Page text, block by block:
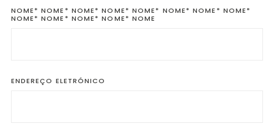
NOME* NOME* NOME* NOME* NOME* NOME* NOME* NOME*
NOME* NOME* NOME* NOME* NOME
ENDEREÇO ELETRÓNICO